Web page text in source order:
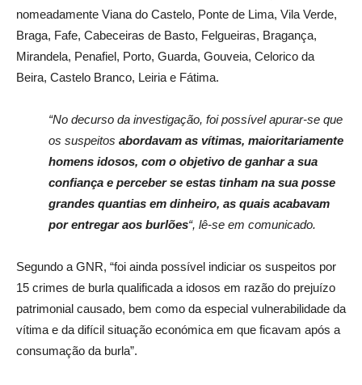
nomeadamente Viana do Castelo, Ponte de Lima, Vila Verde,
Braga, Fafe, Cabeceiras de Basto, Felgueiras, Bragança,
Mirandela, Penafiel, Porto, Guarda, Gouveia, Celorico da
Beira, Castelo Branco, Leiria e Fátima.
“No decurso da investigação, foi possível apurar-se que
os suspeitos abordavam as vítimas, maioritariamente
homens idosos, com o objetivo de ganhar a sua
confiança e perceber se estas tinham na sua posse
grandes quantias em dinheiro, as quais acabavam
por entregar aos burlões“, lê-se em comunicado.
Segundo a GNR, “foi ainda possível indiciar os suspeitos por
15 crimes de burla qualificada a idosos em razão do prejuízo
patrimonial causado, bem como da especial vulnerabilidade da
vítima e da difícil situação económica em que ficavam após a
consumação da burla”.